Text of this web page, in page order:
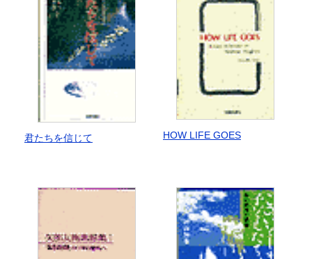
君たちを信じて HOW LIFE GOES